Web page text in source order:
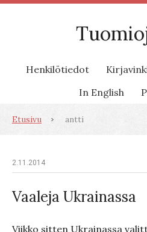
Henkilötiedot
In English
Etusivu antti
2.11.2014
Vaaleja Ukrainassa
Viikko sitten Ukrainassa